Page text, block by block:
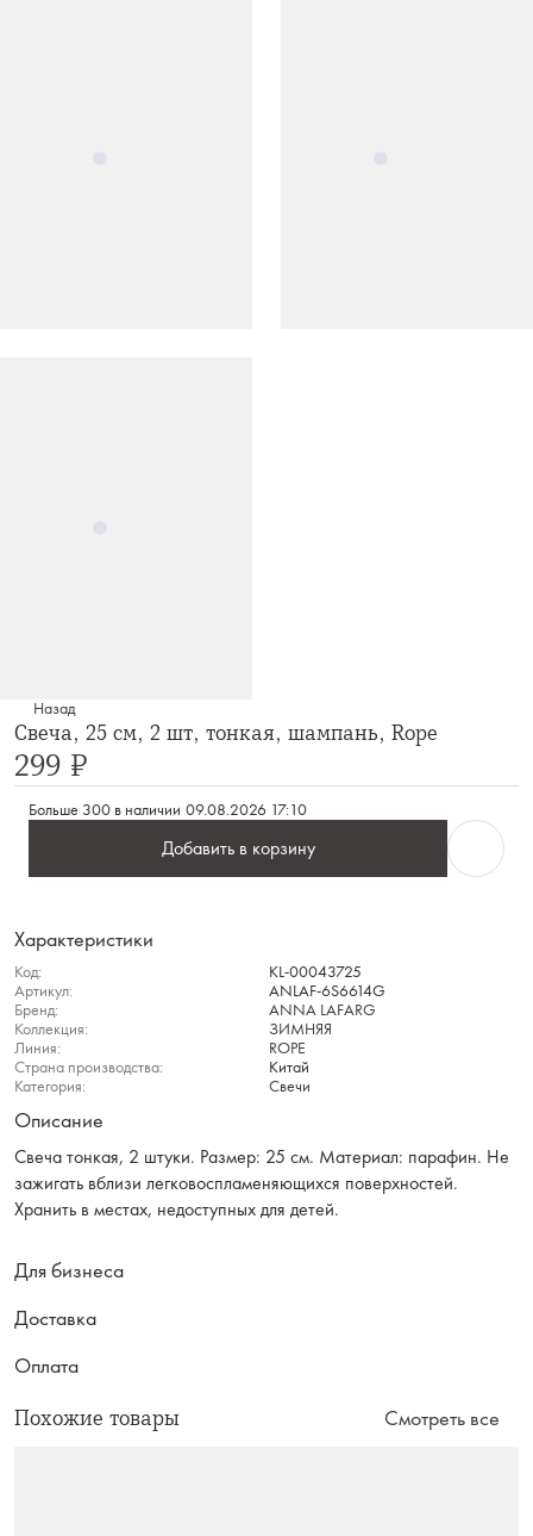
Назад
Свеча, 25 см, 2 шт, тонкая, шампань, Rope
299 ₽
Больше 300 в наличии 09.08.2026 17:10
Добавить в корзину
Характеристики
Код:
KL-00043725
Артикул:
ANLAF-6S6614G
Бренд:
ANNA LAFARG
Коллекция:
ЗИМНЯЯ
Линия:
ROPE
Страна производства:
Китай
Категория:
Свечи
Описание
Свеча тонкая, 2 штуки. Размер: 25 см. Материал: парафин. Не
зажигать вблизи легковоспламеняющихся поверхностей.
Хранить в местах, недоступных для детей.
Для бизнеса
Доставка
Оплата
Похожие товары Смотреть все